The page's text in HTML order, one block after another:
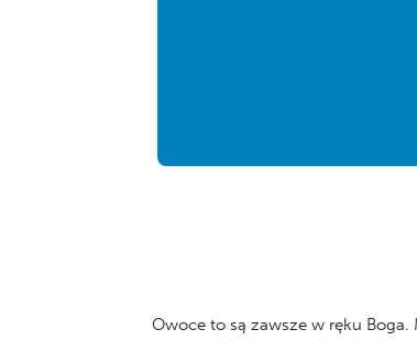
Owoce to są zawsze w ręku Boga.